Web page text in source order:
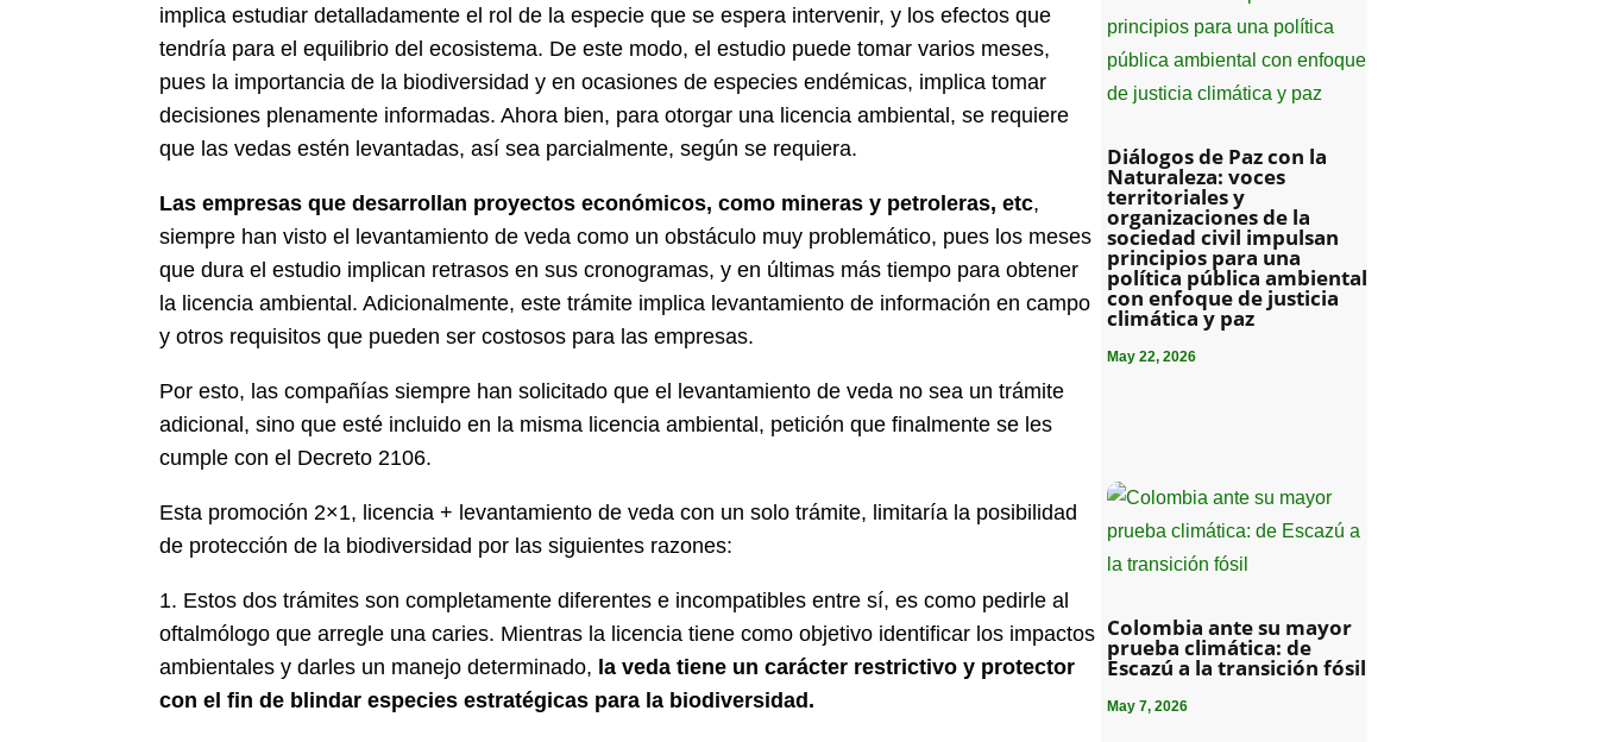
implica estudiar detalladamente el rol de la especie que se espera intervenir, y los efectos que
tendría para el equilibrio del ecosistema. De este modo, el estudio puede tomar varios meses,
pues la importancia de la biodiversidad y en ocasiones de especies endémicas, implica tomar
decisiones plenamente informadas. Ahora bien, para otorgar una licencia ambiental, se requiere
que las vedas estén levantadas, así sea parcialmente, según se requiera.
Las empresas que desarrollan proyectos económicos, como mineras y petroleras, etc,
siempre han visto el levantamiento de veda como un obstáculo muy problemático, pues los meses
que dura el estudio implican retrasos en sus cronogramas, y en últimas más tiempo para obtener
la licencia ambiental. Adicionalmente, este trámite implica levantamiento de información en campo
y otros requisitos que pueden ser costosos para las empresas.
Por esto, las compañías siempre han solicitado que el levantamiento de veda no sea un trámite
adicional, sino que esté incluido en la misma licencia ambiental, petición que finalmente se les
cumple con el Decreto 2106.
Esta promoción 2×1, licencia + levantamiento de veda con un solo trámite, limitaría la posibilidad
de protección de la biodiversidad por las siguientes razones:
1. Estos dos trámites son completamente diferentes e incompatibles entre sí, es como pedirle al
oftalmólogo que arregle una caries. Mientras la licencia tiene como objetivo identificar los impactos
ambientales y darles un manejo determinado, la veda tiene un carácter restrictivo y protector
con el fin de blindar especies estratégicas para la biodiversidad.
Diálogos de Paz con la
Naturaleza: voces
territoriales y
organizaciones de la
sociedad civil impulsan
principios para una
política pública ambiental
con enfoque de justicia
climática y paz
May 22, 2026
Colombia ante su mayor
prueba climática: de
Escazú a la transición fósil
May 7, 2026